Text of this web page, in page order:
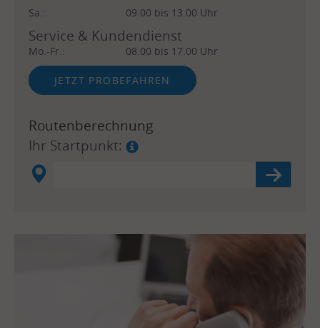
Sa.:
09.00 bis 13.00 Uhr
Service & Kundendienst
Mo.-Fr.: 08.00 bis 17.00 Uhr
JETZT PROBEFAHREN
Routenberechnung
Ihr Startpunkt: